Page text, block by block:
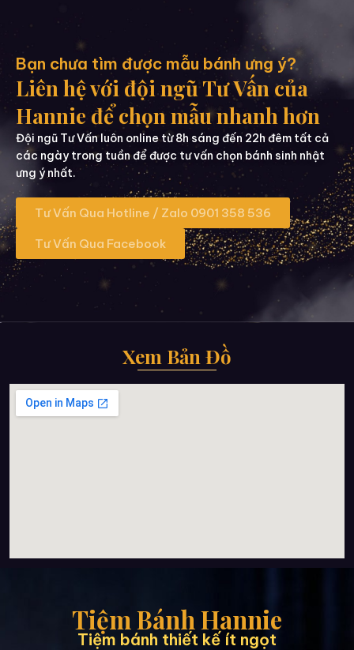
Bạn chưa tìm được mẫu bánh ưng ý?
Liên hệ với đội ngũ Tư Vấn của
Hannie để chọn mẫu nhanh hơn
Đội ngũ Tư Vấn luôn online từ 8h sáng đến 22h đêm tất cả
các ngày trong tuần để được tư vấn chọn bánh sinh nhật
ưng ý nhất.
Tư Vấn Qua Hotline / Zalo 0901 358 536
Tư Vấn Qua Facebook
Xem Bản Đồ
Tiệm Bánh Hannie
Tiệm bánh thiết kế ít ngọt